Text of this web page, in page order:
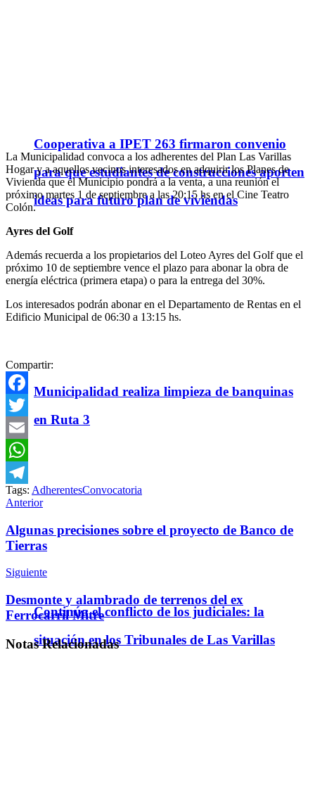
Cooperativa a IPET 263 firmaron convenio
para que estudiantes de construcciones aporten
ideas para futuro plan de viviendas
Municipalidad realiza limpieza de banquinas
en Ruta 3
Continúa el conflicto de los judiciales: la
situación en los Tribunales de Las Varillas
La Municipalidad convoca a los adherentes del Plan Las Varillas
Hogar y a aquellos vecinos interesados en adquirir los Planes de
Vivienda que el Municipio pondrá a la venta, a una reunión el
próximo martes 1 de septiembre a las 20:15 hs en el Cine Teatro
Colón.
Ayres del Golf
Además recuerda a los propietarios del Loteo Ayres del Golf que el
próximo 10 de septiembre vence el plazo para abonar la obra de
energía eléctrica (primera etapa) o para la entrega del 30%.
Los interesados podrán abonar en el Departamento de Rentas en el
Edificio Municipal de 06:30 a 13:15 hs.
Compartir:
Facebook
Twitter
Email
WhatsApp
Telegram
Tags: AdherentesConvocatoria
Anterior
Algunas precisiones sobre el proyecto de Banco de
Tierras
Siguiente
Desmonte y alambrado de terrenos del ex
Ferrocarril Mitre
NotasRelacionadas